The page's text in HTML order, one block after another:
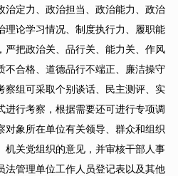
治定力、政治担当、政治能力、政治
理论学习情况、制度执行力、履职能
严把政治关、品行关、能力关、作风
不合格、道德品行不端正、廉洁操守
察组可采取个别谈话、民主测评、实
行考察，根据需要还可进行专项调
对象所在单位有关领导、群众和组织
机关党组织的意见，并审核干部人事
法管理单位工作人员登记表以及其他